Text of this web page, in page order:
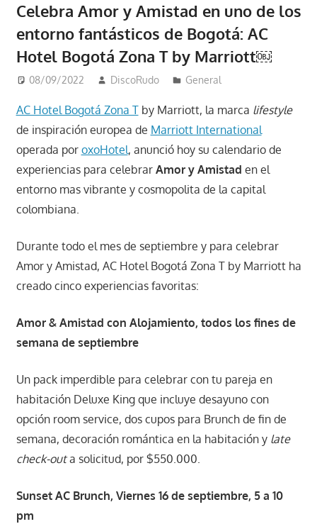
Celebra Amor y Amistad en uno de los
entorno fantásticos de Bogotá: AC
Hotel Bogotá Zona T by Marriott￼
08/09/2022 DiscoRudo General
AC Hotel Bogotá Zona Tby Marriott, la marca lifestyle
de inspiración europea de Marriott International
operada por oxoHotel, anunció hoy su calendario de
experiencias para celebrar Amor y Amistad en el
entorno mas vibrante y cosmopolita de la capital
colombiana.
Durante todo el mes de septiembre y para celebrar
Amor y Amistad, AC Hotel Bogotá Zona T by Marriott ha
creado cinco experiencias favoritas:
Amor & Amistad con Alojamiento, todos los fines de
semana de septiembre
Un pack imperdible para celebrar con tu pareja en
habitación Deluxe King que incluye desayuno con
opción room service, dos cupos para Brunch de fin de
semana, decoración romántica en la habitación y late
check-outa solicitud, por $550.000.
Sunset AC Brunch, Viernes 16 de septiembre, 5 a 10
pm